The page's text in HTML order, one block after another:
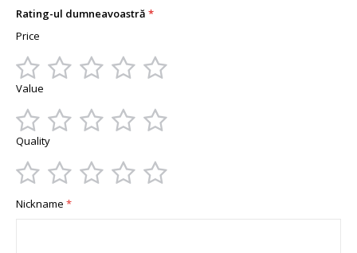
Rating-ul dumneavoastră
Price
1
2
3
4
5
Value
1
2
3
4
5
Quality
star
stars
stars
stars
stars
Nickname